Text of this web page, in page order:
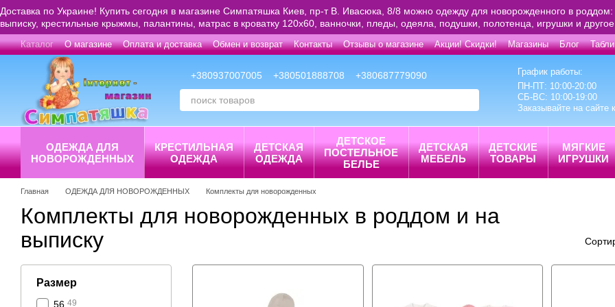
Перейти к основному контенту
Доставка по Украине! Купить сегодня в магазине Симпатяшка Киев, пр-т В. Ивасюка, 8/8 можно одежду для новорожденного в
выписку, крестильные крыжмы, палантины, матрас в кроватку 120х60, ванночки, пледы, одеяла, подушки, полотенца, игрушки и
Каталог О магазине Оплата и доставка Обмен и возврат Контакты Отзывы о магазине Акции! Скидки! Магазины Блог
+380937007005 +380501888708 +380687779090
График работы:
ПН-ПТ: 10:00-20:00
СБ-ВС: 10:00-19:00
Заказывайте на сайте
ОДЕЖДА ДЛЯ
НОВОРОЖДЕННЫХ
КРЕСТИЛЬНАЯ
ОДЕЖДА
ДЕТСКАЯ
ОДЕЖДА
ДЕТСКОЕ
ПОСТЕЛЬНОЕ
БЕЛЬЕ
ДЕТСКАЯ
МЕБЕЛЬ
ДЕТСКИЕ
ТОВАРЫ
МЯГКИЕ
ИГРУШКИ
Главная ОДЕЖДА ДЛЯ НОВОРОЖДЕННЫХ Комплекты для новорожденных
Комплекты для новорожденных в роддом и на
выписку
Размер
56 49